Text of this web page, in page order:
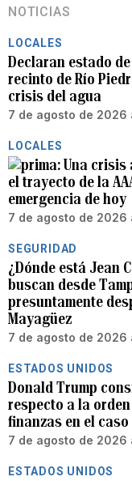
NOTICIAS
LOCALES
Declaran estado
recinto de Río
crisis del agua
7 de agosto de 2026
LOCALES
Una crisis
el trayecto de la
emergencia de hoy
7 de agosto de 2026
SEGURIDAD
¿Dónde está Jean
buscan desde
presuntamente
Mayagüez
7 de agosto de 2026
ESTADOS UNIDOS
Donald Trump
respecto a la
finanzas en el caso
7 de agosto de 2026
ESTADOS UNIDOS